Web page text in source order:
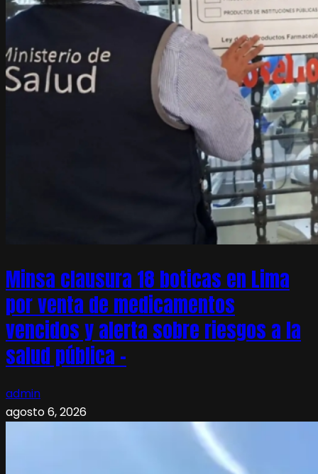
Minsa clausura 18 boticas en Lima
por venta de medicamentos
vencidos y alerta sobre riesgos a la
salud pública –
admin
agosto 6, 2026